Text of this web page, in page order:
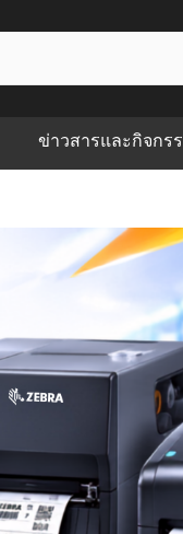
ข่าวสารและกิจกร